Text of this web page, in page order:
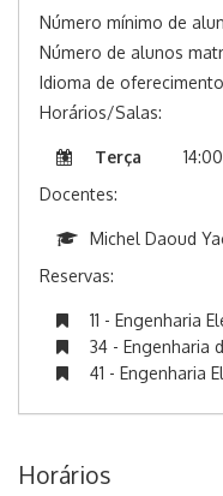
Número mínimo de
Número de alunos
Idioma de
Horários/Salas:
Terça
Docentes:
Michel Daoud
Reservas:
11 - Engenharia
34 - Engenharia
41 - Engenharia
Horários